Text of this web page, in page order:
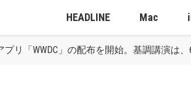
HEADLINE Mac
プリ「WWDC」の配布を開始。基調講演は